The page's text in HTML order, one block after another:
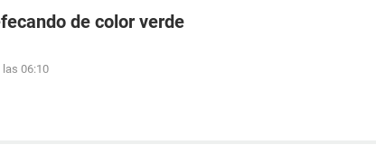
de color verde
las 06:10